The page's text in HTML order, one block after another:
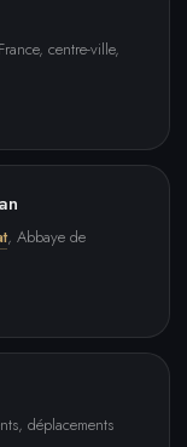
centre-ville,
, Abbaye de
déplacements